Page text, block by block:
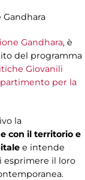
Gandhara
Gandhara, è
del programma
Giovanili
per la
la
con il territorio e
e intende
esprimere il loro